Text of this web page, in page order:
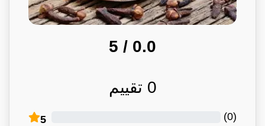
0.0
/ 5
0 تقييم
5 (
0
)